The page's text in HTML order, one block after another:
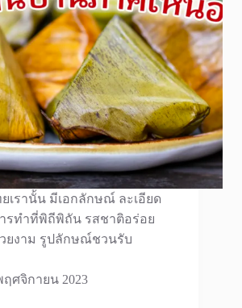
เรานั้น มีเอกลักษณ์ ละเอียด
รทำที่พิถีพิถัน รสชาติอร่อย
ยงาม รูปลักษณ์ชวนรับ
ฤศจิกายน 2023